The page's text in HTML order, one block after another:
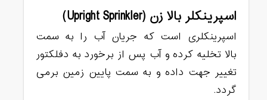
اسپرینکلر بالا زن (Upright Sprinkler)
اسپرینکلری است که جریان آب را به سمت
بالا تخلیه کرده و آب پس از برخورد به دفلکتور
تغییر جهت داده و به سمت پایین زمین برمی
گردد.